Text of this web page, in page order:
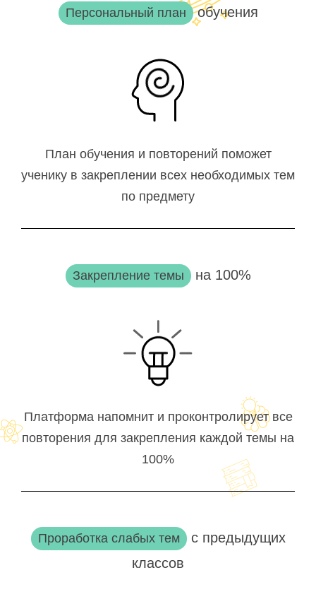
Персональный план обучения
План обучения и повторений поможет
ученику в закреплении всех необходимых тем
по предмету
Закрепление темы на 100%
Платформа напомнит и проконтролирует все
повторения для закрепления каждой темы на
100%
Проработка слабых тем с предыдущих
классов